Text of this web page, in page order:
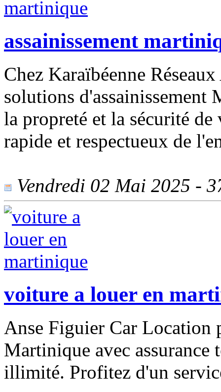
assainissement
Chez Karaïbéenne
solutions d'assainissement
la propreté et la sécurité de
rapide et respectueux de
Vendredi 02 Mai 2025 -
voiture a louer en
Anse Figuier Car Location
Martinique avec assurance
illimité. Profitez d'un